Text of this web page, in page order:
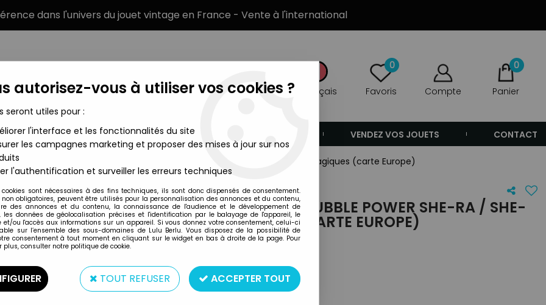
dans l'univers du jouet vintage en France - Vente à l'international
Français
0
Favoris Compte
0
Panier
MARQUES TYPE DE PRODUIT VENDEZ VOS JOUETS CONTACT
cartées Princess of Power - Bubble Power She-Ra / She-Ra Bulles Magiques (carte Europe)
Mattel
PRINCESS OF POWER - BUBBLE POWER SHE-RA / SHE-
RA BULLES MAGIQUES (CARTE EUROPE)
Type : Figurine-poupée
Matière : plastique et tissus
autorisez-vous à utiliser vos cookies ?
seront utiles pour :
l'interface et les fonctionnalités du site
les campagnes marketing et proposer des mises à jour sur nos
l'authentification et surveiller les erreurs techniques
cookies sont nécessaires à des fins techniques, ils sont donc dispensés de consentement.
non obligatoires, peuvent être utilisés pour la personnalisation des annonces et du contenu,
des annonces et du contenu, la connaissance de l'audience et le développement de
les données de géolocalisation précises et l'identification par le balayage de l'appareil, le
et/ou l'accès aux informations sur un appareil. Si vous donnez votre consentement, celui-ci
sur l’ensemble des sous-domaines de Lulu Berlu. Vous disposez de la possibilité de
consentement à tout moment en cliquant sur le widget en bas à droite de la page. Pour
plus, consulter notre politique de cookie.
TOUT REFUSER ACCEPTER TOUT